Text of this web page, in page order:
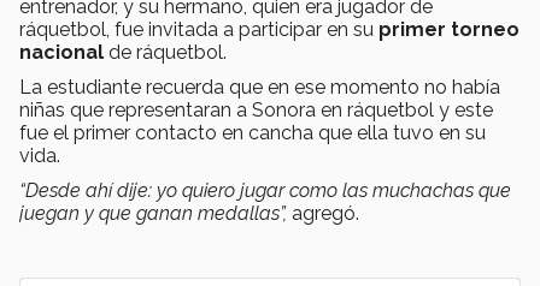
entrenador, y su hermano, quien era jugador de
ráquetbol, fue invitada a participar en su primer torneo
nacional de ráquetbol.
La estudiante recuerda que en ese momento no había
niñas que representaran a Sonora en ráquetbol y este
fue el primer contacto en cancha que ella tuvo en su
vida.
“Desde ahí dije: yo quiero jugar como las muchachas que
juegan y que ganan medallas”, agregó.